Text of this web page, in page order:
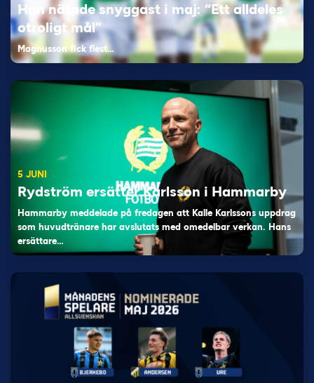
Han nätade snyggast i maj: “Ett alldeles
otroligt mål”
Magnusson fick flest…
5 JUNI
Rydström ersätter Karlsson i Hammarby
Hammarby meddelade på fredagen att Kalle Karlssons uppdrag
som huvudtränare har avslutats med omedelbar verkan. Hans
ersättare…